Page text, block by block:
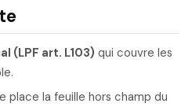
(LPF art. L103) qui couvre les
place la feuille hors champ du